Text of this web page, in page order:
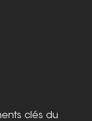
clés du